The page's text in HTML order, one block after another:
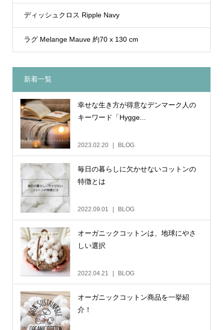
ディッシュクロス Ripple Navy
ラグ Melange Mauve 約70 x 130 cm
新着一覧
幸せな生き方が得意なデンマーク人の
キーワード「Hygge...
2023.02.20 BLOG
毎日の暮らしに欠かせないコットンの
特徴とは
2022.09.01 BLOG
オーガニックコットンは、地球にやさ
しい選択
2022.04.21 BLOG
オーガニックコットン商品を一挙紹
介！